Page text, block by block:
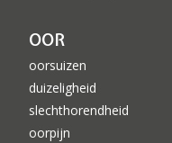
OOR
oorsuizen
duizeligheid
slechthorendheid
oorpijn